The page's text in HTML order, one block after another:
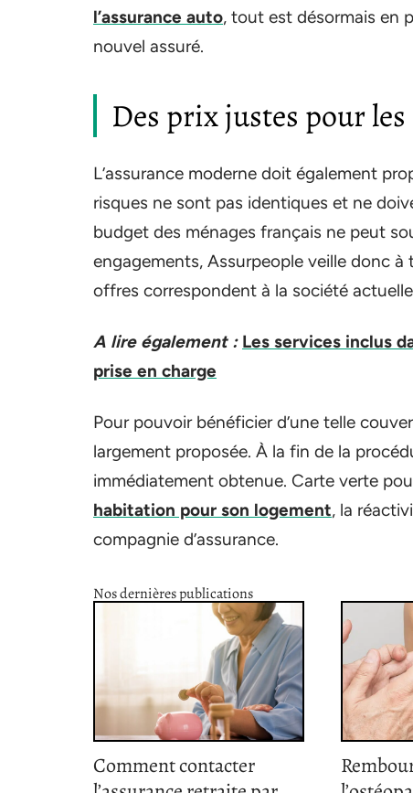
l’assurance auto, tout est désormais en
nouvel assuré.
Des prix justes pour
L’assurance moderne doit également
risques ne sont pas identiques et ne
budget des ménages français ne peut
engagements, Assurpeople veille donc à
offres correspondent à la société
A lire également : Les services inclus
prise en charge
Pour pouvoir bénéficier d’une telle
largement proposée. À la fin de la
immédiatement obtenue. Carte verte
habitation pour son logement, la
compagnie d’assurance.
Nos dernières publications
Comment contacter